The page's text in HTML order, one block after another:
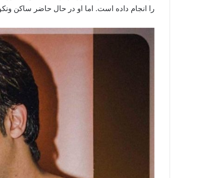
را انجام داده است. اما او در حال حاضر ساکن